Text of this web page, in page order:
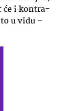
će i kontra-
u vidu–